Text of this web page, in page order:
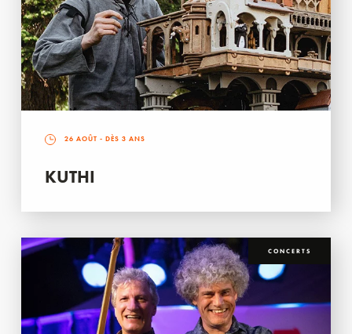
26 AOÛT - DÈS 3 ANS
KUTHI
CONCERTS